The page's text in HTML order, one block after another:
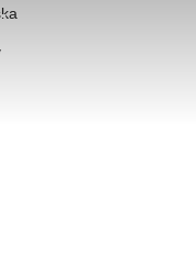
uuden ilmeen.